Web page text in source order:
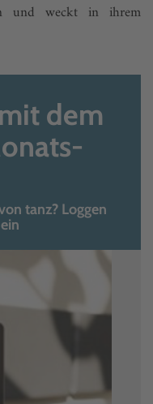
und weckt in ihrem
dem
tanz? Loggen